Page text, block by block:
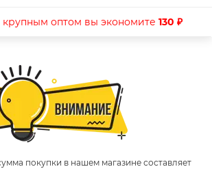
оптом вы экономите 130 ₽
покупки в нашем магазине составляет